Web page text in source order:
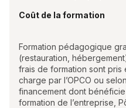
Coût de la formation
Formation pédagogique
(restauration,
frais de formation sont
charge par l’OPCO ou
financement dont
formation de l’entreprise,